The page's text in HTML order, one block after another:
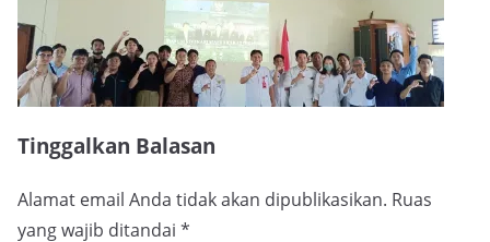
Tinggalkan Balasan
Alamat email Anda tidak akan dipublikasikan. Ruas
yang wajib ditandai *